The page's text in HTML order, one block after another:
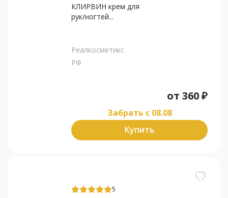
КЛИРВИН крем для
рук/ногтей...
Реалкосметикс
РФ
от 360₽
Забрать c 08.08
Купить
5